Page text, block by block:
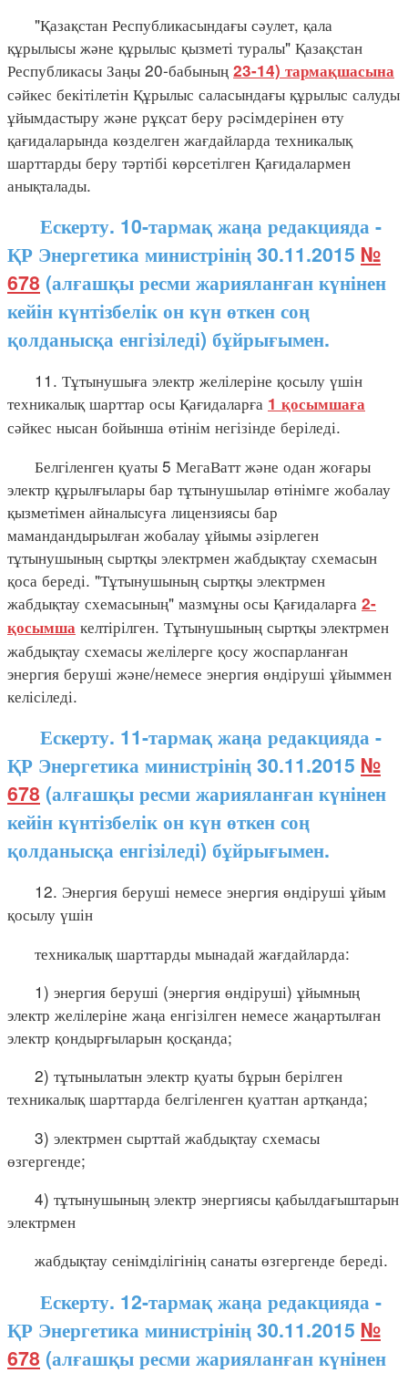
"Қазақстан Республикасындағы сәулет, қала
құрылысы және құрылыс қызметі туралы" Қазақстан
Республикасы Заңы 20-бабының 23-14) тармақшасына
сәйкес бекітілетін Құрылыс саласындағы құрылыс салуды
ұйымдастыру және рұқсат беру рәсімдерінен өту
қағидаларында көзделген жағдайларда техникалық
шарттарды беру тәртібі көрсетілген Қағидалармен
анықталады.
Ескерту. 10-тармақ жаңа редакцияда -
ҚР Энергетика министрінің 30.11.2015 №
678 (алғашқы ресми жарияланған күнінен
кейін күнтізбелік он күн өткен соң
қолданысқа енгізіледі) бұйрығымен.
11. Тұтынушыға электр желілеріне қосылу үшін
техникалық шарттар осы Қағидаларға 1 қосымшаға
сәйкес нысан бойынша өтінім негізінде беріледі.
Белгіленген қуаты 5 МегаВатт және одан жоғары
электр құрылғылары бар тұтынушылар өтінімге жобалау
қызметімен айналысуға лицензиясы бар
мамандандырылған жобалау ұйымы әзірлеген
тұтынушының сыртқы электрмен жабдықтау схемасын
қоса береді. "Тұтынушының сыртқы электрмен
жабдықтау схемасының" мазмұны осы Қағидаларға 2-
қосымша келтірілген. Тұтынушының сыртқы электрмен
жабдықтау схемасы желілерге қосу жоспарланған
энергия беруші және/немесе энергия өндіруші ұйыммен
келісіледі.
Ескерту. 11-тармақ жаңа редакцияда -
ҚР Энергетика министрінің 30.11.2015 №
678 (алғашқы ресми жарияланған күнінен
кейін күнтізбелік он күн өткен соң
қолданысқа енгізіледі) бұйрығымен.
12. Энергия беруші немесе энергия өндіруші ұйым
қосылу үшін
техникалық шарттарды мынадай жағдайларда:
1) энергия беруші (энергия өндіруші) ұйымның
электр желілеріне жаңа енгізілген немесе жаңартылған
электр қондырғыларын қосқанда;
2) тұтынылатын электр қуаты бұрын берілген
техникалық шарттарда белгіленген қуаттан артқанда;
3) электрмен сырттай жабдықтау схемасы
өзгергенде;
4) тұтынушының электр энергиясы қабылдағыштарын
электрмен
жабдықтау сенімділігінің санаты өзгергенде береді.
Ескерту. 12-тармақ жаңа редакцияда -
ҚР Энергетика министрінің 30.11.2015 №
678 (алғашқы ресми жарияланған күнінен